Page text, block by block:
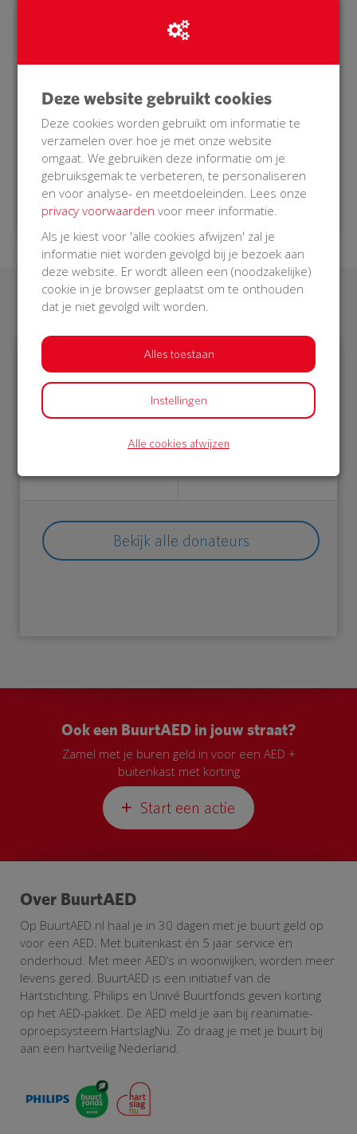
Als je het niet zitten om zelf de AED te bedienen,
geen probleem! De AED wordt namelijk aangemeld
in onze buurt een hartstilstand krijgt, dan zal onze
burgerhulpverlener die opgeroepen wordt. Een
burgerhulpverlener is getraind om in zo’n situatie
hulp te verlenen.
Doe je mee met onze BuurtAED?
Laatste donaties
€ 10
Afgeschermd
€ 20
Afgeschermd
Bekijk alle donateurs
Ook een BuurtAED in jouw straat?
Zamel met je buren geld in voor een AED +
buitenkast met korting
Start een actie
Over BuurtAED
Op BuurtAED.nl haal je in 30 dagen met je buurt geld op
voor een AED. Met buitenkast én 5 jaar service en
onderhoud. Met meer AED’s in woonwijken, worden meer
levens gered. BuurtAED is een initiatief van de
Hartstichting. Philips en Univé Buurtfonds geven korting
op het AED-pakket. De AED meld je aan bij reanimatie-
oproepsysteem HartslagNu. Zo draag je met je buurt bij
aan een hartveilig Nederland.
Deze website gebruikt cookies
Deze cookies worden gebruikt om informatie te
verzamelen over hoe je met onze website
omgaat. We gebruiken deze informatie om je
gebruiksgemak te verbeteren, te personaliseren
en voor analyse- en meetdoeleinden. Lees onze
privacy voorwaarden voor meer informatie.
Als je kiest voor 'alle cookies afwijzen' zal je
informatie niet worden gevolgd bij je bezoek aan
deze website. Er wordt alleen een (noodzakelijke)
cookie in je browser geplaatst om te onthouden
dat je niet gevolgd wilt worden.
Alles toestaan
Instellingen
Alle cookies afwijzen